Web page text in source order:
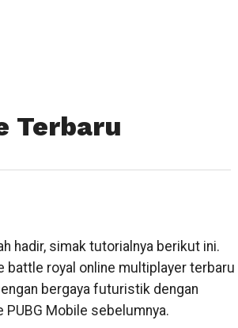
Terbaru
hadir, simak tutorialnya berikut ini.
battle royal online multiplayer terbaru
bergaya futuristik dengan
PUBG Mobile sebelumnya.